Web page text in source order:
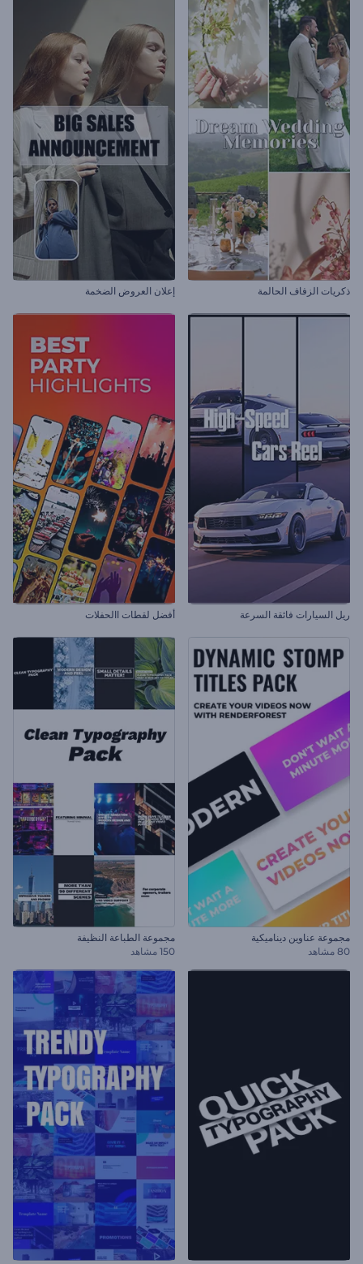
ذكريات الزفاف الحالمة إعلان العروض الضخمة
ريل السيارات فائقة السرعة أفضل لقطات االحفلات
مجموعة عناوين ديناميكية
80 مشاهد
مجموعة الطباعة النظيفة
150 مشاهد